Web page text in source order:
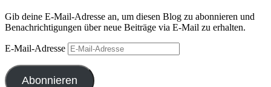
Gib deine E-Mail-Adresse an, um diesen Blog zu abonnieren und
Benachrichtigungen über neue Beiträge via E-Mail zu erhalten.
E-Mail-Adresse
Abonnieren